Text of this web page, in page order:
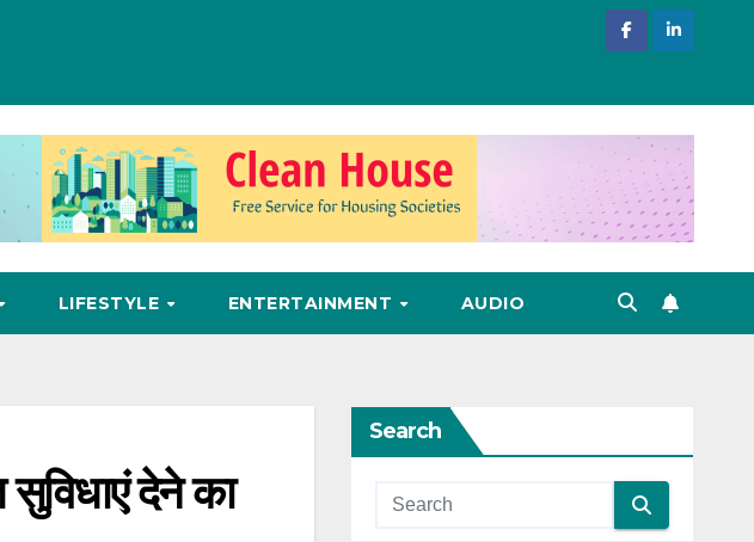
LIFESTYLE ENTERTAINMENT AUDIO
सुविधाएं देने का
Search